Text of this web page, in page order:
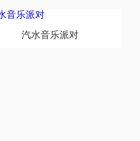
汽水音乐派对